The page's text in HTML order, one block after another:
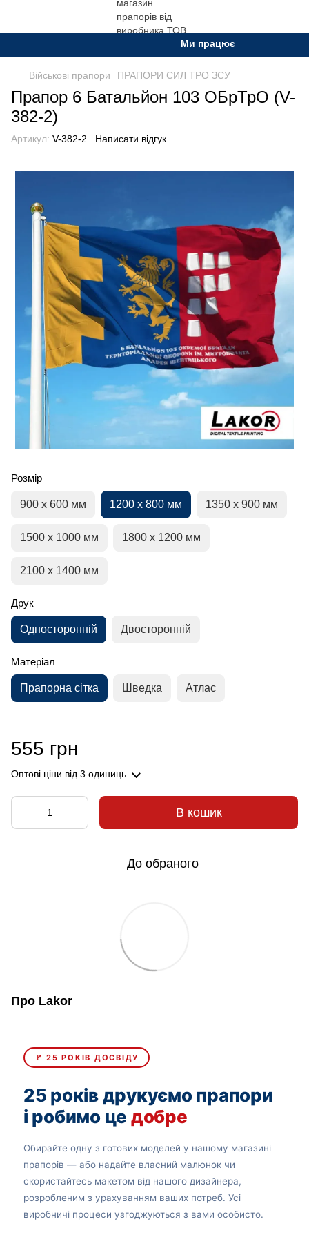
Ми працюємо. Все буде
Військові прапори ПРАПОРИ СИЛ ТРО ЗСУ
Прапор 6 Батальйон 103 ОБрТрО (V-
382-2)
Артикул: V-382-2 Написати відгук
Розмір
900 х 600 мм 1200 х 800 мм 1350 х 900 мм
1500 х 1000 мм 1800 х 1200 мм
2100 х 1400 мм
Друк
Односторонній Двосторонній
Матеріал
Прапорна сітка Шведка Атлас
555 грн
Оптові ціни від 3 одиниць
В кошик
До обраного
Про Lakor
🚩 25 РОКІВ ДОСВІДУ
25 років друкуємо прапори
і робимо це добре
Обирайте одну з готових моделей у нашому магазині
прапорів — або надайте власний малюнок чи
скористайтесь макетом від нашого дизайнера,
розробленим з урахуванням ваших потреб. Усі
виробничі процеси узгоджуються з вами особисто.